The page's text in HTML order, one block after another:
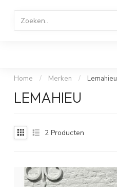
Home / Merken / Lemahieu
LEMAHIEU
2 Producten